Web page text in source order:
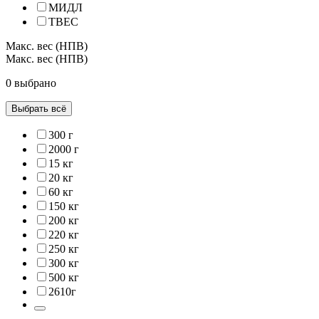
МИДЛ
ТВЕС
Макс. вес (НПВ)
Макс. вес (НПВ)
0 выбрано
Выбрать всё
300 г
2000 г
15 кг
20 кг
60 кг
150 кг
200 кг
220 кг
250 кг
300 кг
500 кг
2610г